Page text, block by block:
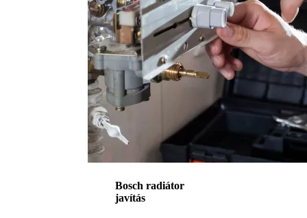
Bosch radiátor
javítás